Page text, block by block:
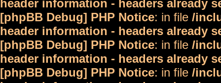
header information - headers already
[phpBB Debug] PHP Notice: in file /
header information - headers already
[phpBB Debug] PHP Notice: in file /
header information - headers already
[phpBB Debug] PHP Notice: in file /